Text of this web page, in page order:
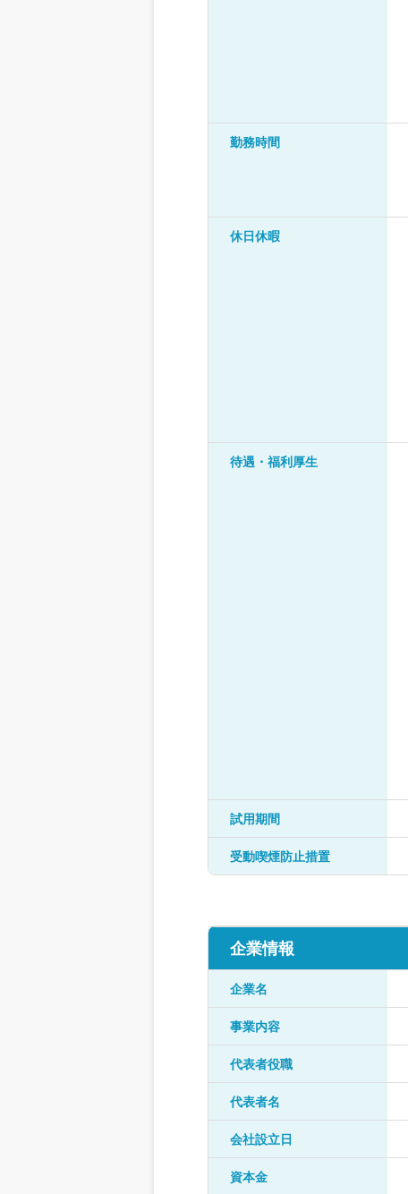
勤務時間
休日休暇
待遇・福利厚生
試用期間
受動喫煙防止措置
企業情報
企業名
事業内容
代表者役職
代表者名
会社設立日
資本金